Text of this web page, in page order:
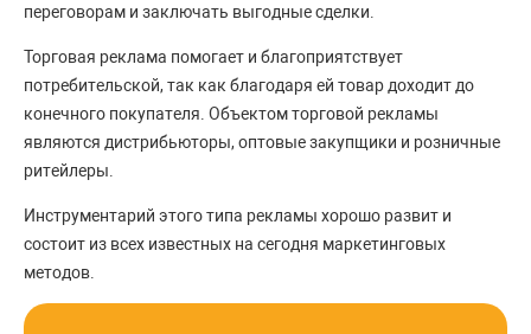
переговорам и заключать выгодные сделки.
Торговая реклама помогает и благоприятствует
потребительской, так как благодаря ей товар доходит до
конечного покупателя. Объектом торговой рекламы
являются дистрибьюторы, оптовые закупщики и розничные
ритейлеры.
Инструментарий этого типа рекламы хорошо развит и
состоит из всех известных на сегодня маркетинговых
методов.